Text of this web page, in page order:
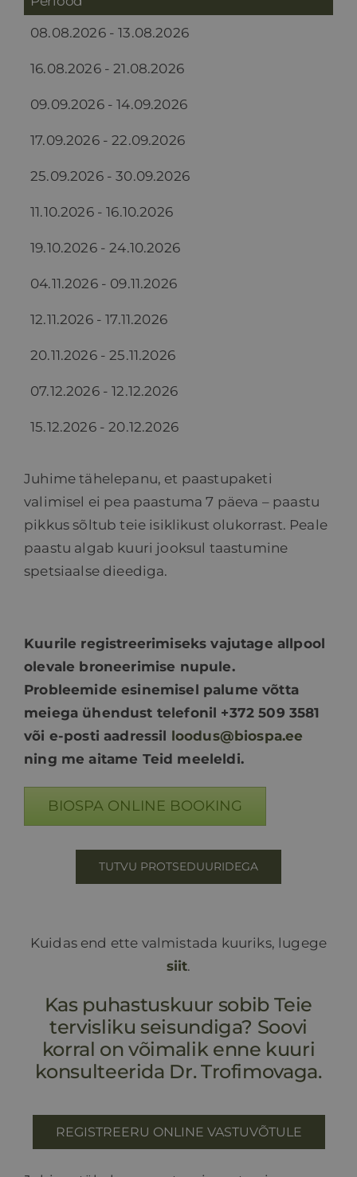
08.08.2026 - 13.08.2026
16.08.2026 - 21.08.2026
09.09.2026 - 14.09.2026
17.09.2026 - 22.09.2026
25.09.2026 - 30.09.2026
11.10.2026 - 16.10.2026
19.10.2026 - 24.10.2026
04.11.2026 - 09.11.2026
12.11.2026 - 17.11.2026
20.11.2026 - 25.11.2026
07.12.2026 - 12.12.2026
15.12.2026 - 20.12.2026
Juhime tähelepanu, et paastupaketi
valimisel ei pea paastuma 7 päeva – paastu
pikkus sõltub teie isiklikust olukorrast. Peale
paastu algab kuuri jooksul taastumine
spetsiaalse dieediga.
Kuurile registreerimiseks vajutage allpool
olevale broneerimise nupule.
Probleemide esinemisel palume võtta
meiega ühendust telefonil +372 509 3581
või e-posti aadressil loodus@biospa.ee
ning me aitame Teid meeleldi.
BIOSPA ONLINE BOOKING
TUTVU PROTSEDUURIDEGA
Kuidas end ette valmistada kuuriks, lugege
siit.
Kas puhastuskuur sobib Teie
tervisliku seisundiga? Soovi
korral on võimalik enne kuuri
konsulteerida Dr. Trofimovaga.
REGISTREERU ONLINE VASTUVÕTULE